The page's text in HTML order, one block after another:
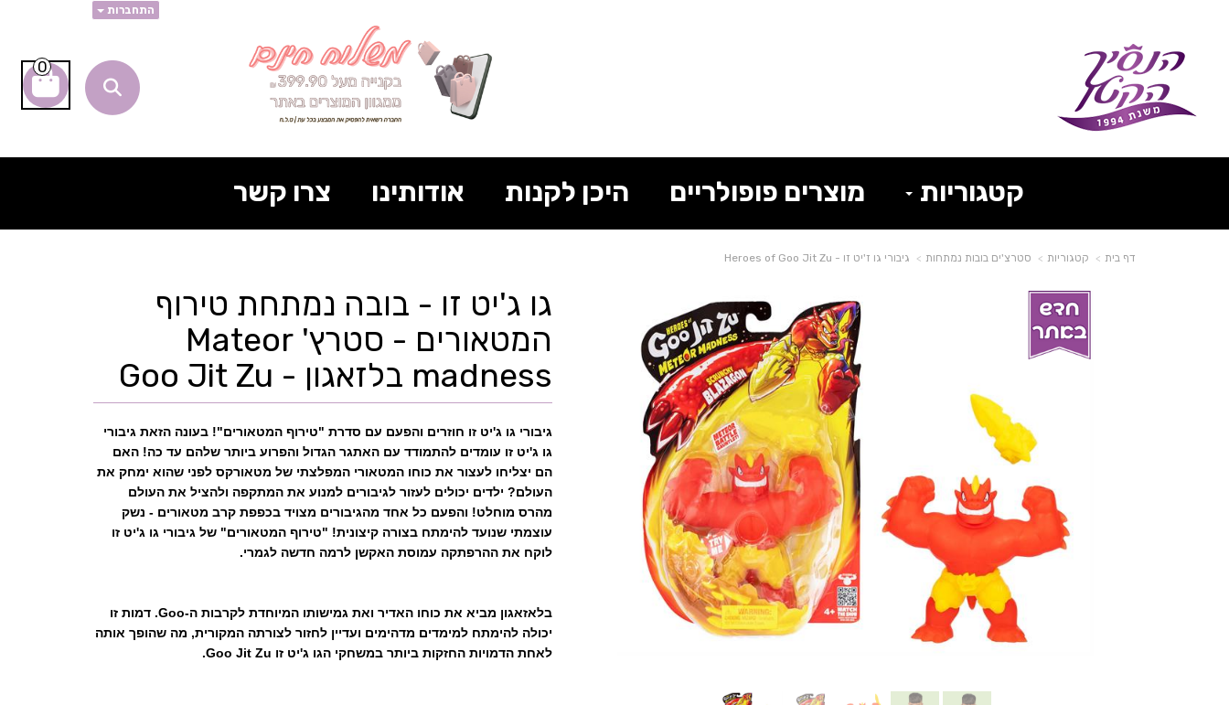
התחברות
0
קטגוריות מוצרים פופולריים היכן לקנות אודותינו צרו קשר
דף בית קטגוריות סטרצ'ים בובות נמתחות גיבורי גו ז'יט זו - Heroes of Goo Jit Zu
גו ג'יט זו - בובה נמתחת טירוף
המטאורים - סטרץ' Mateor
madness בלזאגון - Goo Jit Zu
גיבורי גו ג'יט זו חוזרים והפעם עם סדרת "טירוף המטאורים"! בעונה הזאת גיבורי
גו ג'יט זו עומדים להתמודד עם האתגר הגדול והפרוע ביותר שלהם עד כה! האם
הם יצליחו לעצור את כוחו המטאורי המפלצתי של מטאורקס לפני שהוא ימחק את
העולם? ילדים יכולים לעזור לגיבורים למנוע את המתקפה ולהציל את העולם
מהרס מוחלט! והפעם כל אחד מהגיבורים מצויד בכפפת קרב מטאורים - נשק
עוצמתי שנועד להימתח בצורה קיצונית! "טירוף המטאורים" של גיבורי גו ג'יט זו
לוקח את ההרפתקה עמוסת האקשן לרמה חדשה לגמרי.
בלאזאגון מביא את כוחו האדיר ואת גמישותו המיוחדת לקרבות ה-Goo. דמות זו
יכולה להימתח למימדים מדהימים ועדיין לחזור לצורתה המקורית, מה שהופך אותה
לאחת הדמויות החזקות ביותר במשחקי הגו ג'יט זו Goo Jit Zu.